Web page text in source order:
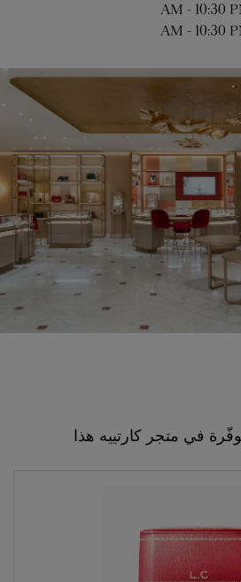
- 10:30
- 10:30
في متجر كارتييه هذا